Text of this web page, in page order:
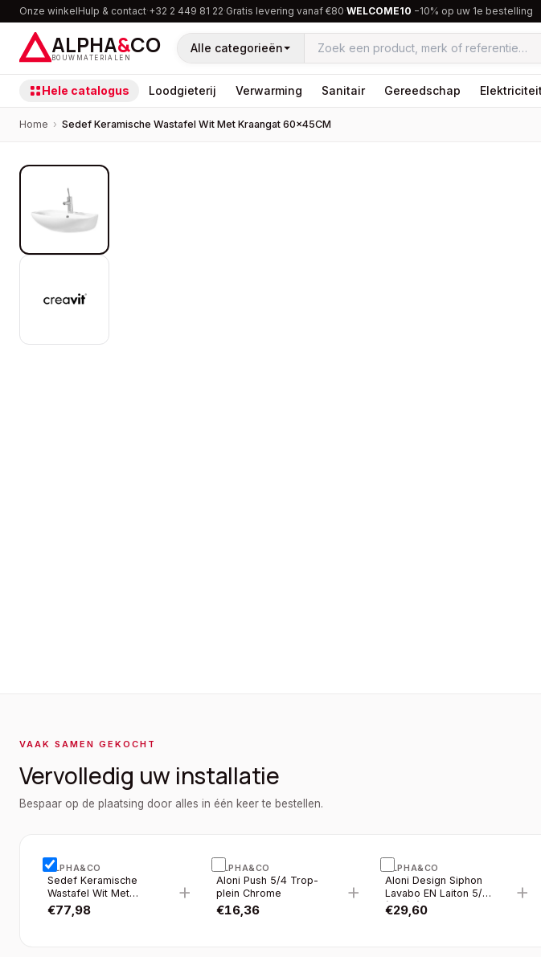
Onze winkelHulp & contact·+32 2 449 81 22·Gratis levering vanaf €80·WELCOME10 −10% op uw 1e bestelling
ALPHA&CO
BOUWMATERIALEN
Alle categorieën
Hele catalogus Loodgieterij Verwarming Sanitair Gereedschap Elektriciteit
Home › Sedef Keramische Wastafel Wit Met Kraangat 60×45CM
VAAK SAMEN GEKOCHT
Vervolledig uw installatie
Bespaar op de plaatsing door alles in één keer te bestellen.
ALPHA&CO
Sedef Keramische
Wastafel Wit Met
Kraangat 60×45CM
€77,98
+
ALPHA&CO
Aloni Push 5/4 Trop-
plein Chrome
€16,36
+
ALPHA&CO
Aloni Design Siphon
Lavabo EN Laiton 5/4
(33CM) - Chrome
€29,60
+